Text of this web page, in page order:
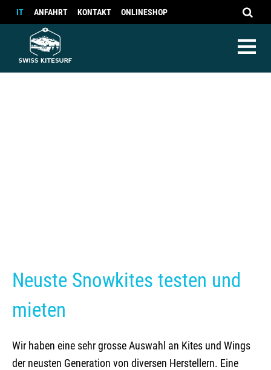
IT ANFAHRT KONTAKT ONLINESHOP
Kite camp Kenja
Neuste Snowkites testen und
mieten
Wir haben eine sehr grosse Auswahl an Kites und Wings
der neusten Generation von diversen Herstellern. Eine